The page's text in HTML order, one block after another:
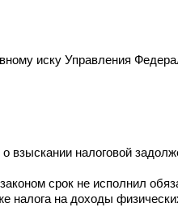
иску Управления
налоговой
срок не исполнил
налога на доходы